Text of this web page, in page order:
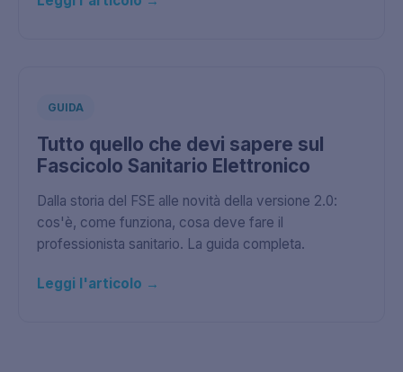
GUIDA
Tutto quello che devi sapere sul
Fascicolo Sanitario Elettronico
Dalla storia del FSE alle novità della versione 2.0:
cos'è, come funziona, cosa deve fare il
professionista sanitario. La guida completa.
Leggi l'articolo →